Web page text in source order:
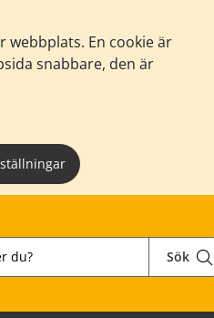
webbplats. En cookie är
snabbare, den är
Sök